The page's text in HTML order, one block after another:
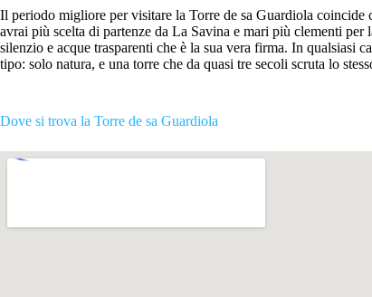
Il periodo migliore per visitare la Torre de sa Guardiola coincide
avrai più scelta di partenze da La Savina e mari più clementi
silenzio e acque trasparenti che è la sua vera firma. In qualsiasi
tipo: solo natura, e una torre che da quasi tre secoli scruta lo
Dove si trova la Torre de sa Guardiola